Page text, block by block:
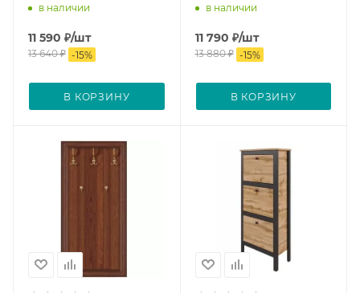
в наличии
11 590 ₽/шт
13 640₽ -15%
В КОРЗИНУ
в наличии
11 790 ₽/шт
13 880₽ -15%
В КОРЗИНУ